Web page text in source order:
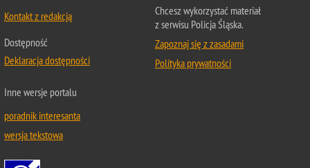
Kontakt z redakcją
Dostępność
Deklaracja dostępności
Chcesz wykorzystać materiał
z serwisu Policja Śląska.
Zapoznaj się z zasadami
Polityka prywatności
Inne wersje portalu
poradnik interesanta
wersja tekstowa